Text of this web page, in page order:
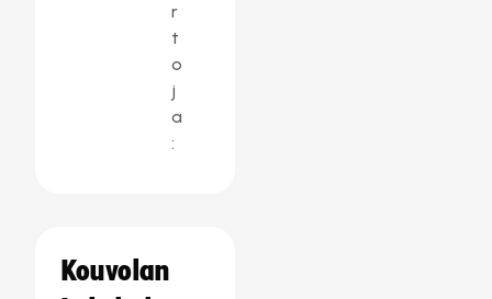
r
t
o
j
a
:
Kouvolan